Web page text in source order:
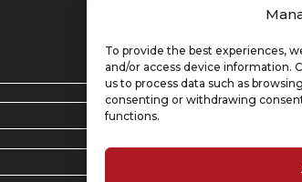
To provide the best experiences,
and/or access device information.
us to process data such as
consenting or withdrawing
functions.
Scegli